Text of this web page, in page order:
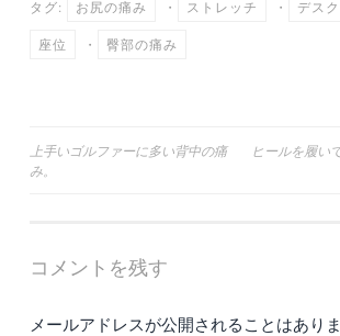
タグ: お尻の痛み ・ ストレッチ ・ デス
座位 ・ 臀部の痛み
投
稿
ー
上手いゴルファーに多い背中の痛
み。
ヒールを履い
コメントを残す
メールアドレスが公開されることはありま